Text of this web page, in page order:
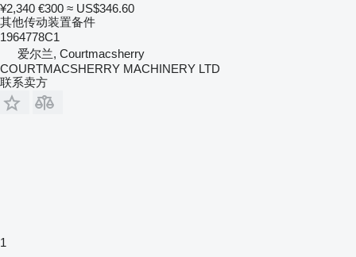
¥2,340 €300 ≈ US$346.60
其他传动装置备件
1964778C1
爱尔兰, Courtmacsherry
COURTMACSHERRY MACHINERY LTD
联系卖方
1